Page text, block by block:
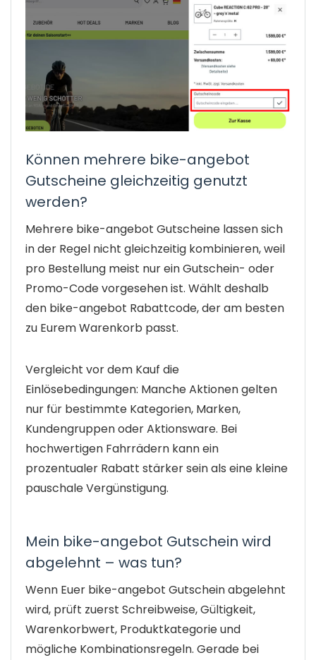
Können mehrere bike-angebot
Gutscheine gleichzeitig genutzt
werden?
Mehrere bike-angebot Gutscheine lassen sich
in der Regel nicht gleichzeitig kombinieren, weil
pro Bestellung meist nur ein Gutschein- oder
Promo-Code vorgesehen ist. Wählt deshalb
den bike-angebot Rabattcode, der am besten
zu Eurem Warenkorb passt.
Vergleicht vor dem Kauf die
Einlösebedingungen: Manche Aktionen gelten
nur für bestimmte Kategorien, Marken,
Kundengruppen oder Aktionsware. Bei
hochwertigen Fahrrädern kann ein
prozentualer Rabatt stärker sein als eine kleine
pauschale Vergünstigung.
Mein bike-angebot Gutschein wird
abgelehnt – was tun?
Wenn Euer bike-angebot Gutschein abgelehnt
wird, prüft zuerst Schreibweise, Gültigkeit,
Warenkorbwert, Produktkategorie und
mögliche Kombinationsregeln. Gerade bei